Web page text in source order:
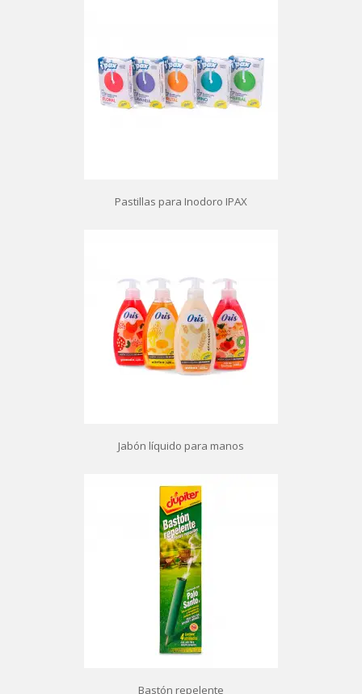
Pastillas para Inodoro IPAX
Jabón líquido para manos
Bastón repelente